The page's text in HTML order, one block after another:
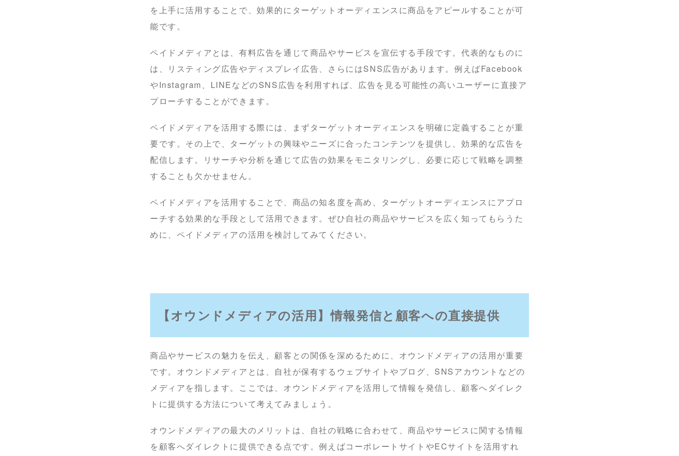
を上手に活用することで、効果的にターゲットオーディエンスに商品をアピールすることが可
能です。
ペイドメディアとは、有料広告を通じて商品やサービスを宣伝する手段です。代表的なものに
は、リスティング広告やディスプレイ広告、さらにはSNS広告があります。例えばFacebook
やInstagram、LINEなどのSNS広告を利用すれば、広告を見る可能性の高いユーザーに直接ア
プローチすることができます。
ペイドメディアを活用する際には、まずターゲットオーディエンスを明確に定義することが重
要です。その上で、ターゲットの興味やニーズに合ったコンテンツを提供し、効果的な広告を
配信します。リサーチや分析を通じて広告の効果をモニタリングし、必要に応じて戦略を調整
することも欠かせません。
ペイドメディアを活用することで、商品の知名度を高め、ターゲットオーディエンスにアプロ
ーチする効果的な手段として活用できます。ぜひ自社の商品やサービスを広く知ってもらうた
めに、ペイドメディアの活用を検討してみてください。
【オウンドメディアの活用】情報発信と顧客への直接提供
商品やサービスの魅力を伝え、顧客との関係を深めるために、オウンドメディアの活用が重要
です。オウンドメディアとは、自社が保有するウェブサイトやブログ、SNSアカウントなどの
メディアを指します。ここでは、オウンドメディアを活用して情報を発信し、顧客へダイレク
トに提供する方法について考えてみましょう。
オウンドメディアの最大のメリットは、自社の戦略に合わせて、商品やサービスに関する情報
を顧客へダイレクトに提供できる点です。例えばコーポレートサイトやECサイトを活用すれ